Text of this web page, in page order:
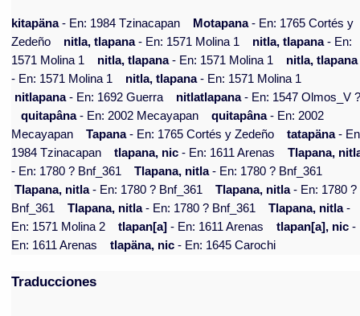
kitapäna- En: 1984 Tzinacapan Motapana- En: 1765 Cortés y
Zedeño
nitla, tlapana- En: 1571 Molina 1 nitla, tlapana- En:
1571 Molina 1
nitla, tlapana- En: 1571 Molina 1
nitla, tlapana
- En: 1571 Molina 1
nitla, tlapana- En: 1571 Molina 1
nitlapana- En: 1692 Guerra nitlatlapana- En: 1547 Olmos_V
quitapâna- En: 2002 Mecayapan quitapâna- En: 2002
Mecayapan
Tapana- En: 1765 Cortés y Zedeño tatapäna-
1984 Tzinacapan
tlapana, nic - En: 1611 Arenas
Tlapana,
- En: 1780 ? Bnf_361
Tlapana, nitla- En: 1780 ? Bnf_361
Tlapana, nitla- En: 1780 ? Bnf_361 Tlapana, nitla- En: 1780 ?
Bnf_361
Tlapana, nitla- En: 1780 ? Bnf_361 Tlapana, nitla-
En: 1571 Molina 2
tlapan[a] - En: 1611 Arenas tlapan[a], nic -
En: 1611 Arenas
tlapäna, nic - En: 1645 Carochi
Traducciones